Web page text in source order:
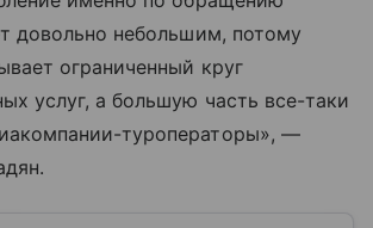
довольно небольшим, потому
ограниченный круг
услуг, а большую часть все-таки
туроператоры», —